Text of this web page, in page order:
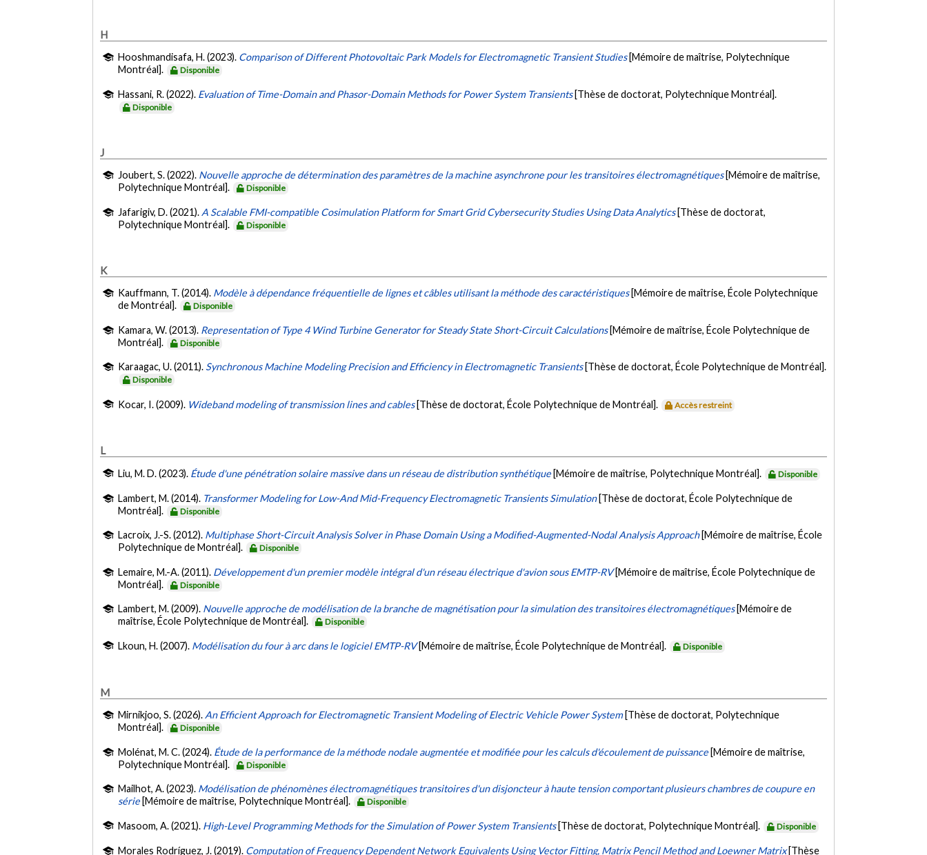
H
Hooshmandisafa, H. (2023). Comparison of Different Photovoltaic Park Models for Electromagnetic Transient Studies [Mémoire de maîtrise, Polytechnique
Montréal].
Disponible
Hassani, R. (2022). Evaluation of Time-Domain and Phasor-Domain Methods for Power System Transients [Thèse de doctorat, Polytechnique Montréal].
Disponible
J
Joubert, S. (2022). Nouvelle approche de détermination des paramètres de la machine asynchrone pour les transitoires électromagnétiques [Mémoire de maîtrise,
Polytechnique Montréal].
Disponible
Jafarigiv, D. (2021). A Scalable FMI-compatible Cosimulation Platform for Smart Grid Cybersecurity Studies Using Data Analytics [Thèse de doctorat,
Polytechnique Montréal].
Disponible
K
Kauffmann, T. (2014). Modèle à dépendance fréquentielle de lignes et câbles utilisant la méthode des caractéristiques [Mémoire de maîtrise, École Polytechnique
de Montréal].
Disponible
Kamara, W. (2013). Representation of Type 4 Wind Turbine Generator for Steady State Short-Circuit Calculations [Mémoire de maîtrise, École Polytechnique de
Montréal].
Disponible
Karaagac, U. (2011). Synchronous Machine Modeling Precision and Efficiency in Electromagnetic Transients [Thèse de doctorat, École Polytechnique de Montréal].
Disponible
Kocar, I. (2009). Wideband modeling of transmission lines and cables [Thèse de doctorat, École Polytechnique de Montréal]. Accès restreint
L
Liu, M. D. (2023). Étude d'une pénétration solaire massive dans un réseau de distribution synthétique [Mémoire de maîtrise, Polytechnique Montréal]. Disponible
Lambert, M. (2014). Transformer Modeling for Low-And Mid-Frequency Electromagnetic Transients Simulation [Thèse de doctorat, École Polytechnique de
Montréal].
Disponible
Lacroix, J.-S. (2012). Multiphase Short-Circuit Analysis Solver in Phase Domain Using a Modified-Augmented-Nodal Analysis Approach [Mémoire de maîtrise, École
Polytechnique de Montréal].
Disponible
Lemaire, M.-A. (2011). Développement d'un premier modèle intégral d'un réseau électrique d'avion sous EMTP-RV [Mémoire de maîtrise, École Polytechnique de
Montréal].
Disponible
Lambert, M. (2009). Nouvelle approche de modélisation de la branche de magnétisation pour la simulation des transitoires électromagnétiques [Mémoire de
maîtrise, École Polytechnique de Montréal].
Disponible
Lkoun, H. (2007). Modélisation du four à arc dans le logiciel EMTP-RV [Mémoire de maîtrise, École Polytechnique de Montréal]. Disponible
M
Mirnikjoo, S. (2026). An Efficient Approach for Electromagnetic Transient Modeling of Electric Vehicle Power System [Thèse de doctorat, Polytechnique
Montréal].
Disponible
Molénat, M. C. (2024). Étude de la performance de la méthode nodale augmentée et modifiée pour les calculs d'écoulement de puissance [Mémoire de maîtrise,
Polytechnique Montréal].
Disponible
Mailhot, A. (2023). Modélisation de phénomènes électromagnétiques transitoires d'un disjoncteur à haute tension comportant plusieurs chambres de coupure en
série [Mémoire de maîtrise, Polytechnique Montréal]. Disponible
Masoom, A. (2021). High-Level Programming Methods for the Simulation of Power System Transients [Thèse de doctorat, Polytechnique Montréal]. Disponible
Morales Rodríguez, J. (2019). Computation of Frequency Dependent Network Equivalents Using Vector Fitting, Matrix Pencil Method and Loewner Matrix [Thèse